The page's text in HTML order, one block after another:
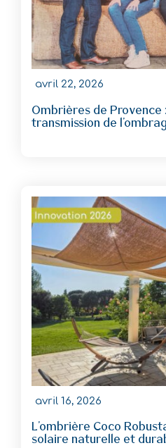
avril 22, 2026
Ombrières de Provence
transmission de
avril 16, 2026
L’ombrière Coco
solaire naturelle et